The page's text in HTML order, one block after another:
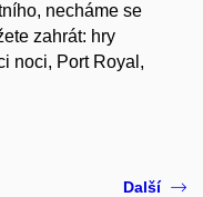
necháme se
zahrát: hry
noci, Port Royal,
Další